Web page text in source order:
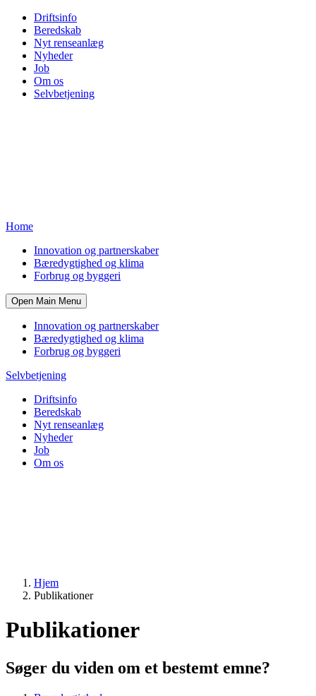
Driftsinfo
Beredskab
Nyt renseanlæg
Nyheder
Job
Om os
Selvbetjening
Home
Innovation og partnerskaber
Bæredygtighed og klima
Forbrug og byggeri
Open Main Menu
Innovation og partnerskaber
Bæredygtighed og klima
Forbrug og byggeri
Selvbetjening
Driftsinfo
Beredskab
Nyt renseanlæg
Nyheder
Job
Om os
Hjem
Publikationer
Publikationer
Søger du viden om et bestemt emne?